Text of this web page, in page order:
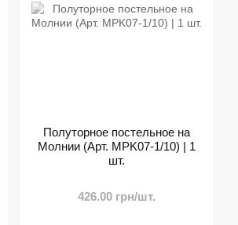
Полуторное постельное на
Молнии (Арт. MPK07-1/10) | 1
шт.
426.00 грн/шт.